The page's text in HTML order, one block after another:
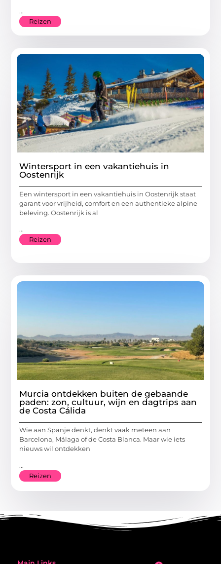
...
Reizen
Wintersport in een vakantiehuis in
Oostenrijk
Een wintersport in een vakantiehuis in Oostenrijk staat
garant voor vrijheid, comfort en een authentieke alpine
beleving. Oostenrijk is al
...
Reizen
Murcia ontdekken buiten de gebaande
paden: zon, cultuur, wijn en dagtrips aan
de Costa Cálida
Wie aan Spanje denkt, denkt vaak meteen aan
Barcelona, Málaga of de Costa Blanca. Maar wie iets
nieuws wil ontdekken
...
Reizen